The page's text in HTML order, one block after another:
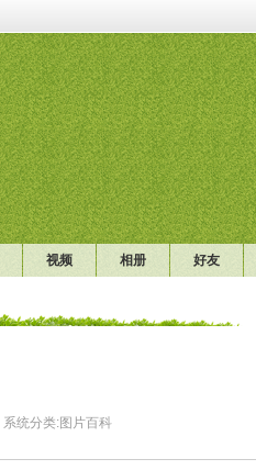
视频 相册 好友
系统分类:图片百科